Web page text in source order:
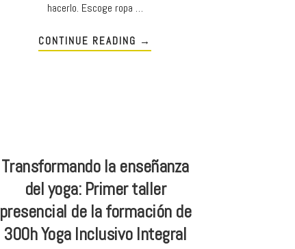
hacerlo. Escoge ropa …
CONTINUE READING →
Transformando la enseñanza
del yoga: Primer taller
presencial de la formación de
300h Yoga Inclusivo Integral